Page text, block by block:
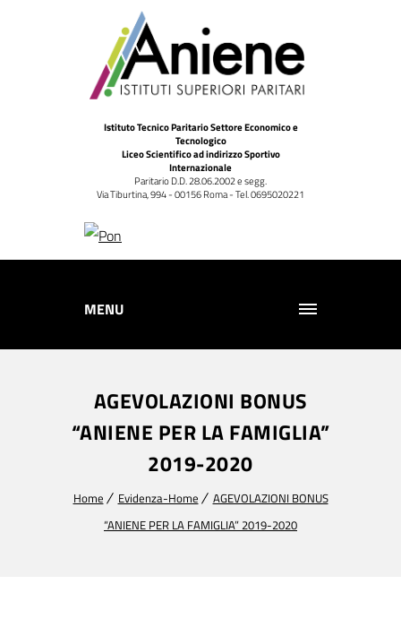
Istituto Tecnico Paritario Settore Economico e
Tecnologico
Liceo Scientifico ad indirizzo Sportivo
Internazionale
Paritario D.D. 28.06.2002 e segg.
Via Tiburtina, 994 - 00156 Roma - Tel. 0695020221
MENU
AGEVOLAZIONI BONUS
“ANIENE PER LA FAMIGLIA”
2019-2020
Home Evidenza-Home
AGEVOLAZIONI BONUS
“ANIENE PER LA FAMIGLIA” 2019-2020